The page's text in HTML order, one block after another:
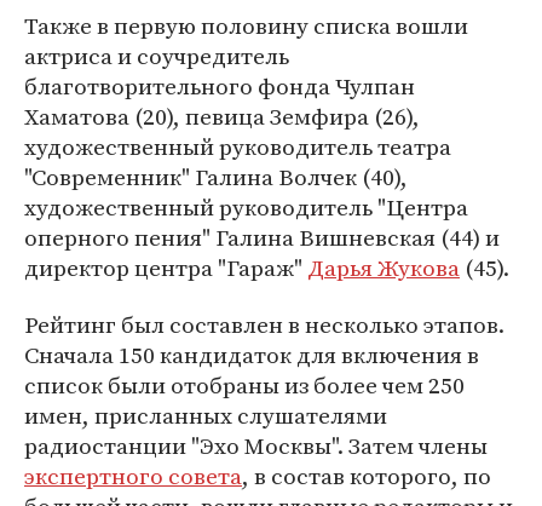
Также в первую половину списка вошли
актриса и соучредитель
благотворительного фонда Чулпан
Хаматова (20), певица Земфира (26),
художественный руководитель театра
"Современник" Галина Волчек (40),
художественный руководитель "Центра
оперного пения" Галина Вишневская (44) и
директор центра "Гараж" Дарья Жукова (45).
Рейтинг был составлен в несколько этапов.
Сначала 150 кандидаток для включения в
список были отобраны из более чем 250
имен, присланных слушателями
радиостанции "Эхо Москвы". Затем члены
экспертного совета, в состав которого, по